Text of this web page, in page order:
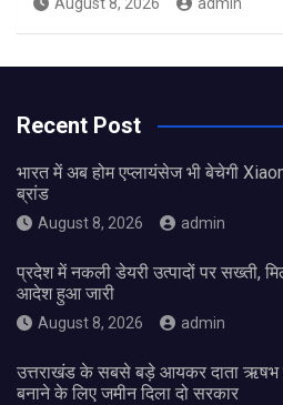
Recent Post
भारत में अब होम एप्लायंसेज भी बेचेगी
ब्रांड
August 8, 2026 admin
प्रदेश में नकली डेयरी उत्पादों पर सख्ती,
आदेश हुआ जारी
August 8, 2026 admin
उत्तराखंड के सबसे बड़े आयकर दाता ऋषभ
बनाने के लिए जमीन दिला दो सरकार